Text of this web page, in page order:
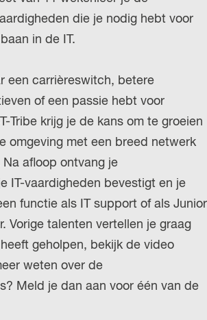
die je nodig hebt voor
in de IT.
een carrièreswitch, betere
of een passie hebt voor
Tribe krijg je de kans om te groeien
omgeving met een breed netwerk
afloop ontvang je
IT-vaardigheden bevestigt en je
functie als IT support of als Junior
Vorige talenten vertellen je graag
geholpen, bekijk de video
weten over de
Meld je dan aan voor één van de